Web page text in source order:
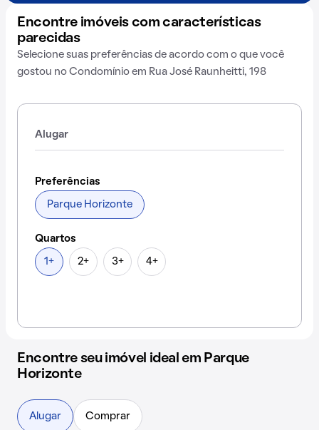
Encontre imóveis com características
parecidas
Selecione suas preferências de acordo com o que você
gostou no Condomínio em Rua José Raunheitti, 198
Alugar
Preferências
Parque Horizonte
Quartos
1+ 2+ 3+ 4+
Encontre seu imóvel ideal em Parque
Horizonte
Alugar Comprar